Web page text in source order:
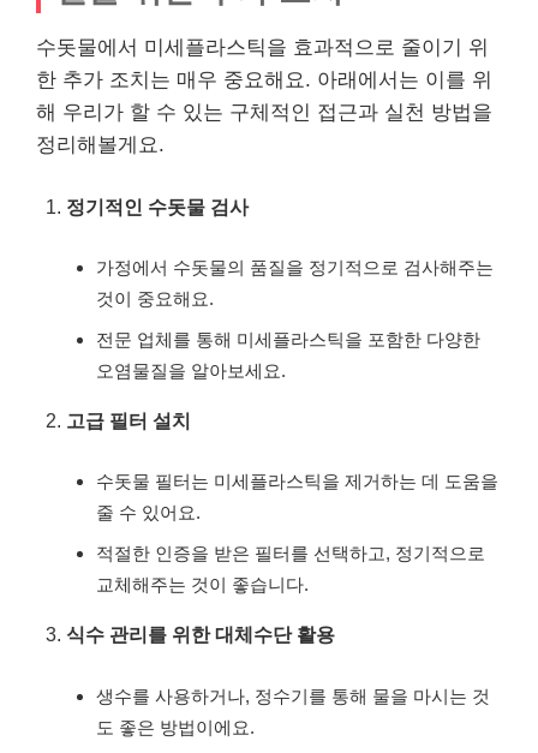
수돗물에서 미세플라스틱을 효과적으로 줄이기 위
한 추가 조치는 매우 중요해요. 아래에서는 이를 위
해 우리가 할 수 있는 구체적인 접근과 실천 방법을
정리해볼게요.
정기적인 수돗물 검사
가정에서 수돗물의 품질을 정기적으로 검사해주는
것이 중요해요.
전문 업체를 통해 미세플라스틱을 포함한 다양한
오염물질을 알아보세요.
고급 필터 설치
수돗물 필터는 미세플라스틱을 제거하는 데 도움을
줄 수 있어요.
적절한 인증을 받은 필터를 선택하고, 정기적으로
교체해주는 것이 좋습니다.
식수 관리를 위한 대체수단 활용
생수를 사용하거나, 정수기를 통해 물을 마시는 것
도 좋은 방법이에요.